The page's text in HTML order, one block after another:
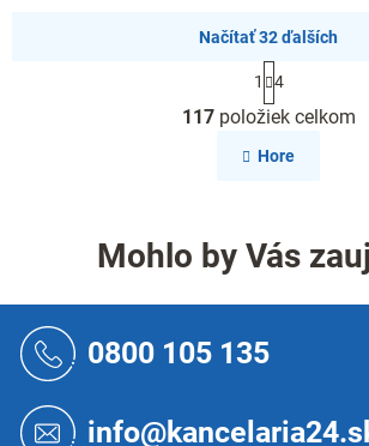
O
v
l
c
i
p
v
v
Načítať 32 ďalších
S
t
r
á
n
n
i
1 4
117položiek celkom
Hore
Mohlo by Vás
0800 105 135